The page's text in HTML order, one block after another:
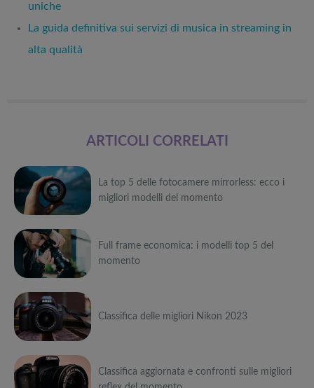
uniche
La guida definitiva sui servizi di musica in streaming in
alta qualità
ARTICOLI CORRELATI
interessarti anche
Attrezzi
metà prezzo
Black Friday:
Tapis roulant,
cyclette,
vibranti
Migliori smart
TV in offerta
Black Friday:
PERDERE
Offerte robot
aspirapolvere
da non
perdere nella
Tavola SUP
La top 5 delle fotocamere mirrorless: ecco i
migliori modelli del momento
interessarti anche
Attrezzi
metà prezzo
Black Friday:
Tapis roulant,
Migliori smart
TV in offerta
Full frame economica: i modelli top 5 del
momento
interessarti anche
Classifica delle migliori Nikon 2023
Classifica aggiornata e confronti sulle migliori